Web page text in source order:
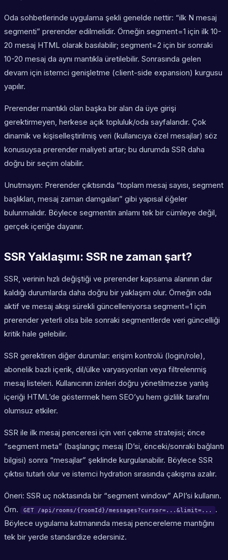
Oda sohbetlerinde uygulama şekli genelde nettir: “ilk N mesaj
segmenti” prerender edilmelidir. Örneğin segment=1 için ilk 10-
20 mesaj HTML olarak basılabilir; segment=2 için bir sonraki
10-20 mesaj da aynı mantıkla üretilebilir. Sonrasında gelen
devam için istemci genişletme (client-side expansion) kurgusu
yapılır.
Prerender mantıklı olan başka bir alan da üye girişi
gerektirmeyen, herkese açık topluluk/oda sayfalarıdır. Çok
dinamik ve kişiselleştirilmiş veri (kullanıcıya özel mesajlar) söz
konusuysa prerender maliyeti artar; bu durumda SSR daha
doğru bir seçim olabilir.
Unutmayın: Prerender çıktısında “toplam mesaj sayısı, segment
başlıkları, mesaj zaman damgaları” gibi yapısal öğeler
bulunmalıdır. Böylece segmentin anlamı tek bir cümleye değil,
gerçek içeriğe dayanır.
SSR Yaklaşımı: SSR ne zaman şart?
SSR, verinin hızlı değiştiği ve prerender kapsama alanının dar
kaldığı durumlarda daha doğru bir yaklaşım olur. Örneğin oda
aktif ve mesaj akışı sürekli güncelleniyorsa segment=1 için
prerender yeterli olsa bile sonraki segmentlerde veri güncelliği
kritik hale gelebilir.
SSR gerektiren diğer durumlar: erişim kontrolü (login/role),
abonelik bazlı içerik, dil/ülke varyasyonları veya filtrelenmiş
mesaj listeleri. Kullanıcının izinleri doğru yönetilmezse yanlış
içeriği HTML’de göstermek hem SEO’yu hem gizlilik tarafını
olumsuz etkiler.
SSR ile ilk mesaj penceresi için veri çekme stratejisi; önce
“segment meta” (başlangıç mesaj ID’si, önceki/sonraki bağlantı
bilgisi) sonra “mesajlar” şeklinde kurgulanabilir. Böylece SSR
çıktısı tutarlı olur ve istemci hydration sırasında çakışma azalır.
Öneri: SSR uç noktasında bir “segment window” API’si kullanın.
Örn.
GET /api/rooms/{roomId}/messages?cursor=...&limit=...
.
Böylece uygulama katmanında mesaj pencereleme mantığını
tek bir yerde standardize edersiniz.